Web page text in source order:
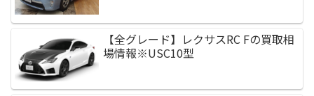
セレナ買取(下取り)価格
フリード買取(下取り)価格
ハスラー買取(下取り)価格
スバルBRZ買取(下取り)価格
CX-5買取(下取り)価格【全グレード】レクサスRC Fの買取相
場情報※USC10型